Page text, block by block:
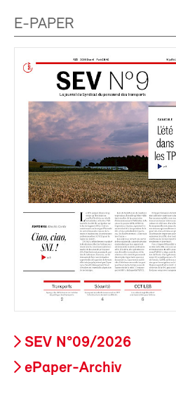
E-PAPER
SEV N°09/2026
ePaper-Archiv